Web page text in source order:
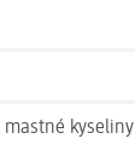
mastné kyseliny